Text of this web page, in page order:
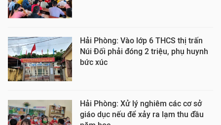
Hải Phòng: Vào lớp 6 THCS thị trấn
Núi Đối phải đóng 2 triệu, phụ huynh
bức xúc
Hải Phòng: Xử lý nghiêm các cơ sở
giáo dục nếu để xảy ra lạm thu đầu